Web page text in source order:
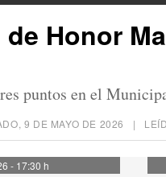
Honor
puntos en el
9 DE MAYO DE 2026 |
- 17:30 h